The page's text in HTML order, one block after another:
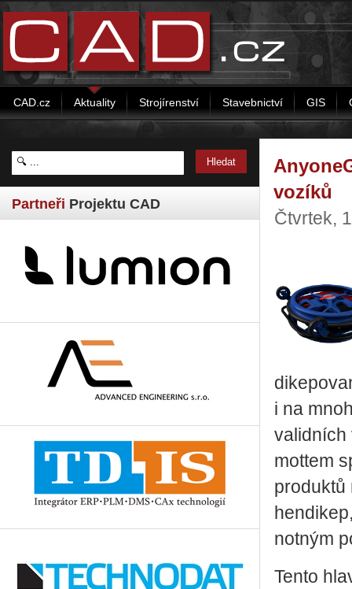
CAD.cz Aktuality Strojírenství Stavebnictví GIS
Partneři Projektu CAD
vozíků
Čtvrtek,
i na
va­lid­ních
mot­tem
pro­duk­tů
not­ným
Tento